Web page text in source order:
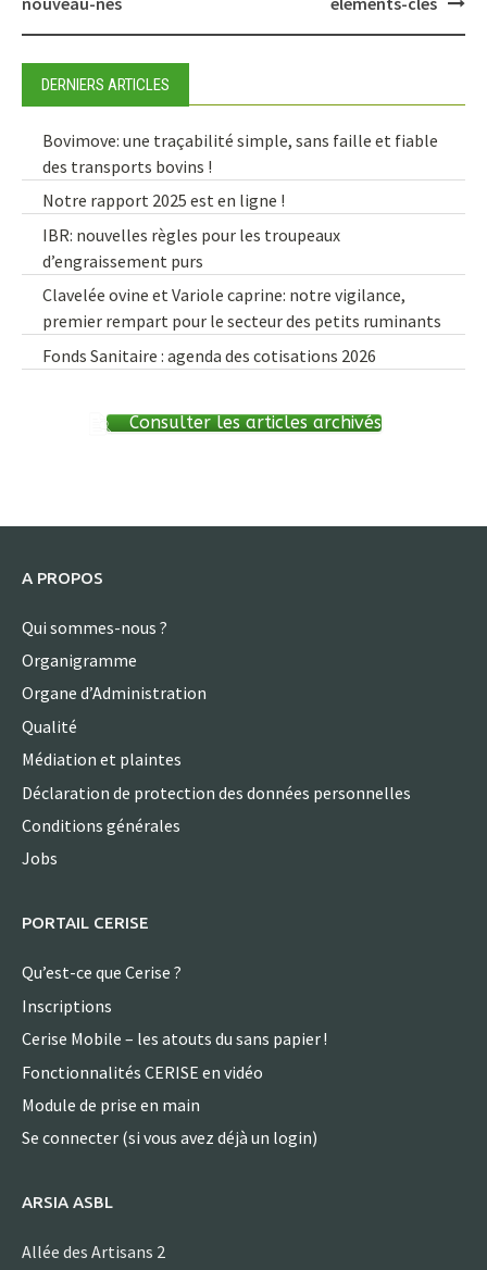
DERNIERS ARTICLES
Bovimove: une traçabilité simple, sans faille et fiable
des transports bovins !
Notre rapport 2025 est en ligne !
IBR: nouvelles règles pour les troupeaux
d’engraissement purs
Clavelée ovine et Variole caprine: notre vigilance,
premier rempart pour le secteur des petits ruminants
Fonds Sanitaire : agenda des cotisations 2026
Consulter les articles archivés
A PROPOS
Qui sommes-nous ?
Organigramme
Organe d’Administration
Qualité
Médiation et plaintes
Déclaration de protection des données personnelles
Conditions générales
Jobs
PORTAIL CERISE
Qu’est-ce que Cerise ?
Inscriptions
Cerise Mobile – les atouts du sans papier !
Fonctionnalités CERISE en vidéo
Module de prise en main
Se connecter (si vous avez déjà un login)
ARSIA ASBL
Allée des Artisans 2